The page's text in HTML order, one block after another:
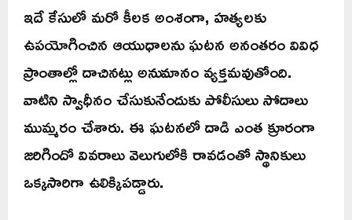
ఇదే కేసులో మరో కీలక అంశంగా, హత్యలకు
ఉపయోగించిన ఆయుధాలను ఘటన అనంతరం వివిధ
ప్రాంతాల్లో దాచినట్లు అనుమానం వ్యక్తమవుతోంది.
వాటిని స్వాధీనం చేసుకునేందుకు పోలీసులు సోదాలు
ముమ్మరం చేశారు. ఈ ఘటనలో దాడి ఎంత క్రూరంగా
జరిగిందో వివరాలు వెలుగులోకి రావడంతో స్థానికులు
ఒక్కసారిగా ఉలిక్కిపడ్డారు.